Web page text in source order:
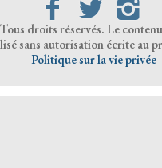
droits réservés. Le
sans autorisation écrite au
Politique sur la vie privée